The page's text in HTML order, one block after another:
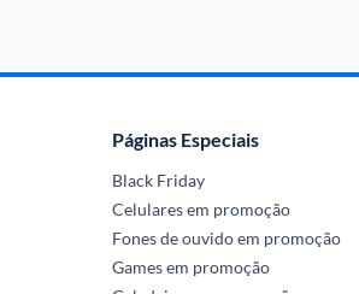
Páginas Especiais
Black Friday
Celulares em promoção
Fones de ouvido em promoção
Games em promoção